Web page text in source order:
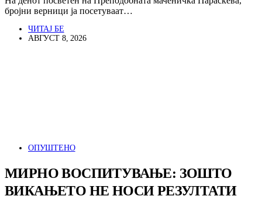
бројни верници ја посетуваат…
ЧИТАЈ БЕ
АВГУСТ 8, 2026
ОПУШТЕНО
МИРНО ВОСПИТУВАЊЕ: ЗОШТО
ВИКАЊЕТО НЕ НОСИ РЕЗУЛТАТИ